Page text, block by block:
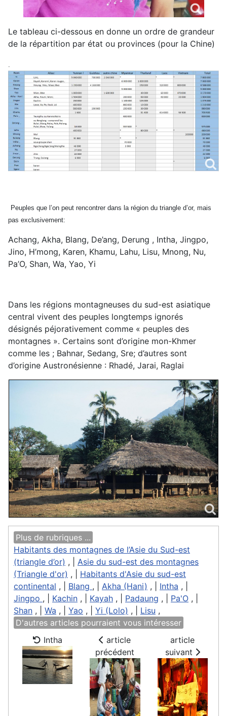
Le tableau ci-dessous en donne un ordre de grandeur
de la répartition par état ou provinces (pour la Chine)
Peuples que l’on peut rencontrer dans la région du triangle d’or, mais
pas exclusivement:
Achang, Akha, Blang, De’ang, Derung , Intha, Jingpo,
Jino, H’mong, Karen, Khamu, Lahu, Lisu, Mnong, Nu,
Pa’O, Shan, Wa, Yao, Yi
Dans les régions montagneuses du sud-est asiatique
central vivent des peuples longtemps ignorés
désignés péjorativement comme « peuples des
montagnes ». Certains sont d’origine mon-Khmer
comme les ; Bahnar, Sedang, Sre; d’autres sont
d’origine Austronésienne : Rhadé, Jarai, Raglai
Plus de rubriques ...
Habitants des montagnes de l’Asie du Sud-est
(triangle d’or) , | Asie du sud-est des montagnes
(Triangle d'or) , | Habitants d'Asie du sud-est
continental , | Blang , | Akha (Hani) , | Intha , |
Jingpo , | Kachin , | Kayah , | Padaung , | Pa'O , |
Shan , | Wa , | Yao , | Yi (Lolo) , | Lisu ,
D'autres articles pourraient vous intéresser
Intha
article
précédent
article
suivant